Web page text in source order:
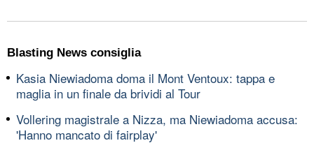
Blasting News consiglia
Kasia Niewiadoma doma il Mont Ventoux: tappa e
maglia in un finale da brividi al Tour
Vollering magistrale a Nizza, ma Niewiadoma accusa:
'Hanno mancato di fairplay'